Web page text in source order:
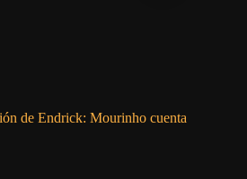
de Endrick: Mourinho cuenta